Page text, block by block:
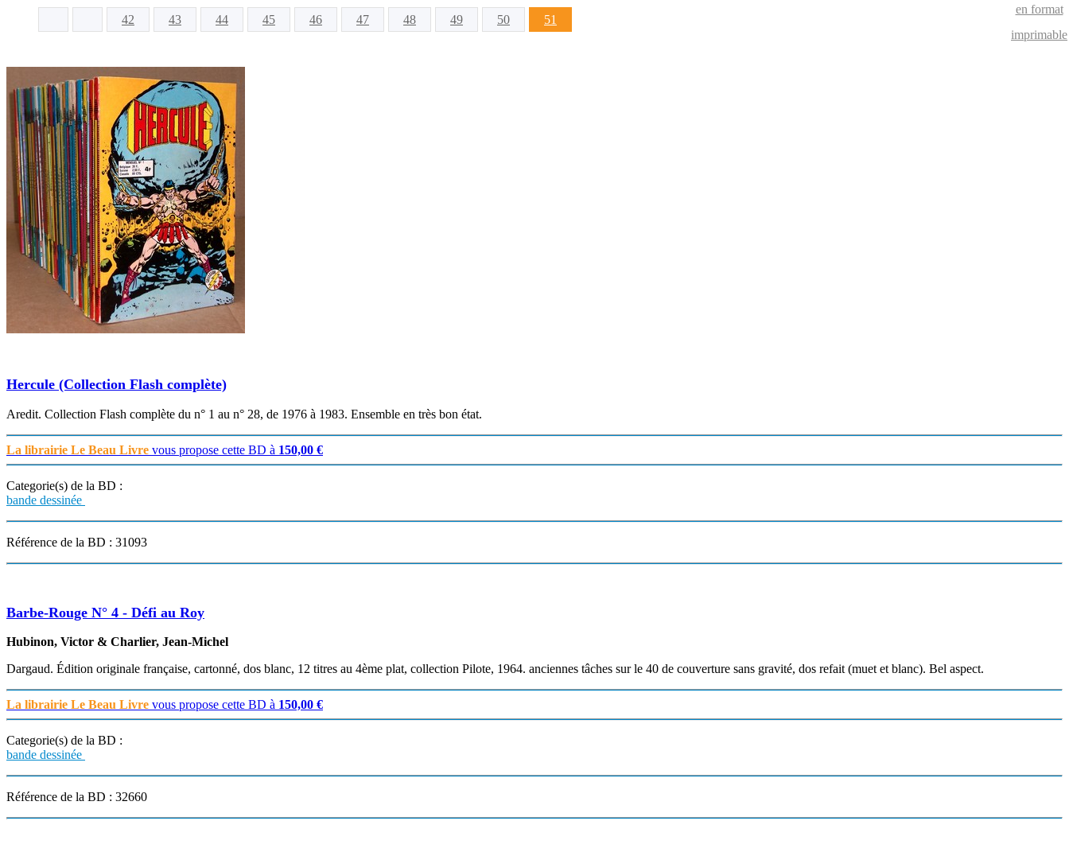
42 43 44 45 46 47 48 49 50 51
Hercule (Collection Flash complète)
Aredit. Collection Flash complète du n° 1 au n° 28, de 1976 à 1983. Ensemble en très bon état.
La librairie Le Beau Livre vous propose cette BD à 150,00 €
Categorie(s) de la BD :
bande dessinée
Référence de la BD : 31093
Barbe-Rouge N° 4 - Défi au Roy
Hubinon, Victor & Charlier, Jean-Michel
Dargaud. Édition originale française, cartonné, dos blanc, 12 titres au 4ème plat, collection Pilote, 1964. anciennes tâches sur le 40 de couverture sans gravité, dos refait (muet et blanc). Bel aspect.
La librairie Le Beau Livre vous propose cette BD à 150,00 €
Categorie(s) de la BD :
bande dessinée
Référence de la BD : 32660